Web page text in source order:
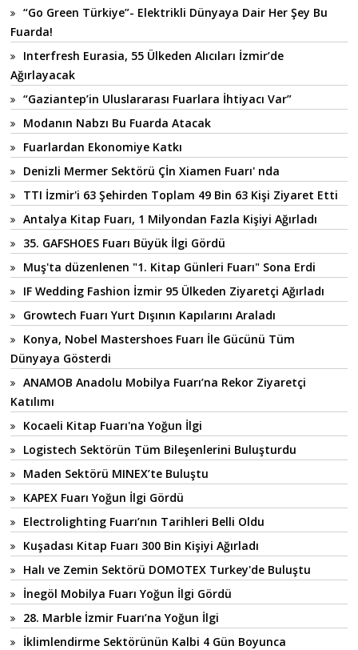
“Go Green Türkiye”- Elektrikli Dünyaya Dair Her Şey Bu
Fuarda!
Interfresh Eurasia, 55 Ülkeden Alıcıları İzmir’de
Ağırlayacak
“Gaziantep’in Uluslararası Fuarlara İhtiyacı Var”
Modanın Nabzı Bu Fuarda Atacak
Fuarlardan Ekonomiye Katkı
Denizli Mermer Sektörü Çİn Xiamen Fuarı' nda
TTI İzmir'i 63 Şehirden Toplam 49 Bin 63 Kişi Ziyaret Etti
Antalya Kitap Fuarı, 1 Milyondan Fazla Kişiyi Ağırladı
35. GAFSHOES Fuarı Büyük İlgi Gördü
Muş'ta düzenlenen "1. Kitap Günleri Fuarı" Sona Erdi
IF Wedding Fashion İzmir 95 Ülkeden Ziyaretçi Ağırladı
Growtech Fuarı Yurt Dışının Kapılarını Araladı
Konya, Nobel Mastershoes Fuarı İle Gücünü Tüm
Dünyaya Gösterdi
ANAMOB Anadolu Mobilya Fuarı’na Rekor Ziyaretçi
Katılımı
Kocaeli Kitap Fuarı'na Yoğun İlgi
Logistech Sektörün Tüm Bileşenlerini Buluşturdu
Maden Sektörü MINEX’te Buluştu
KAPEX Fuarı Yoğun İlgi Gördü
Electrolighting Fuarı’nın Tarihleri Belli Oldu
Kuşadası Kitap Fuarı 300 Bin Kişiyi Ağırladı
Halı ve Zemin Sektörü DOMOTEX Turkey'de Buluştu
İnegöl Mobilya Fuarı Yoğun İlgi Gördü
28. Marble İzmir Fuarı’na Yoğun İlgi
İklimlendirme Sektörünün Kalbi 4 Gün Boyunca